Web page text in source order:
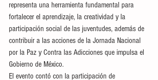
representa una herramienta fundamental para
fortalecer el aprendizaje, la creatividad y la
participación social de las juventudes, además de
contribuir a las acciones de la Jornada Nacional
por la Paz y Contra las Adicciones que impulsa el
Gobierno de México.
El evento contó con la participación de